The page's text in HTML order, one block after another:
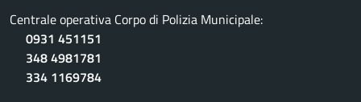
Centrale operativa Corpo di Polizia Municipale:
0931 451151
348 4981781
334 1169784